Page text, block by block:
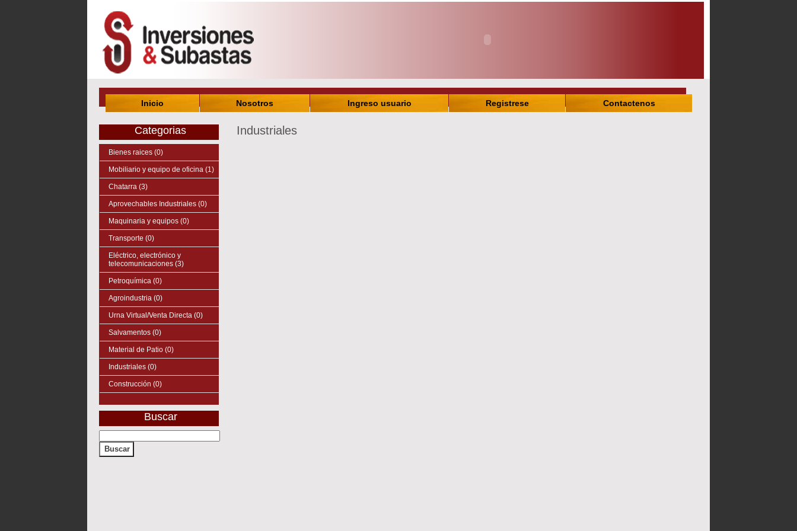
Inicio Nosotros Ingreso usuario Registrese Contactenos
Categorias
Bienes raices (0)
Mobiliario y equipo de oficina (1)
Chatarra (3)
Aprovechables Industriales (0)
Maquinaria y equipos (0)
Transporte (0)
Eléctrico, electrónico y
telecomunicaciones (3)
Petroquímica (0)
Agroindustria (0)
Urna Virtual/Venta Directa (0)
Salvamentos (0)
Material de Patio (0)
Industriales (0)
Construcción (0)
Buscar
Industriales